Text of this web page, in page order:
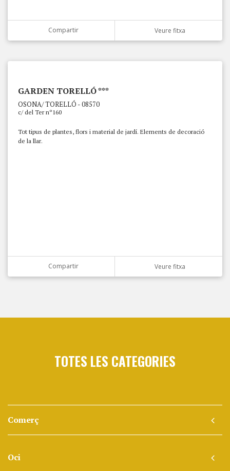
Compartir Veure fitxa
GARDEN TORELLÓ ***
OSONA/ TORELLÓ - 08570
c/ del Ter nº160
Tot tipus de plantes, flors i material de jardí. Elements de decoració
de la llar.
Compartir Veure fitxa
TOTES LES CATEGORIES
Comerç
Oci